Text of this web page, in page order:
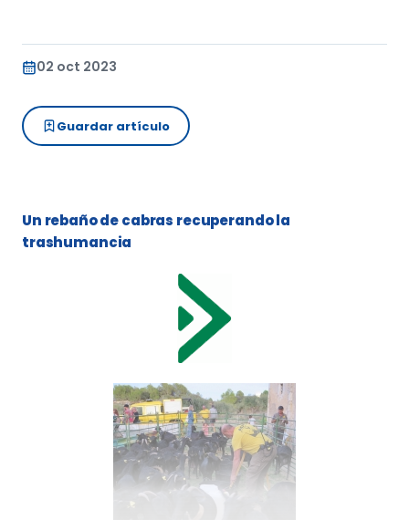
02 oct 2023
Guardar artículo
Un rebaño de cabras recuperando la
trashumancia